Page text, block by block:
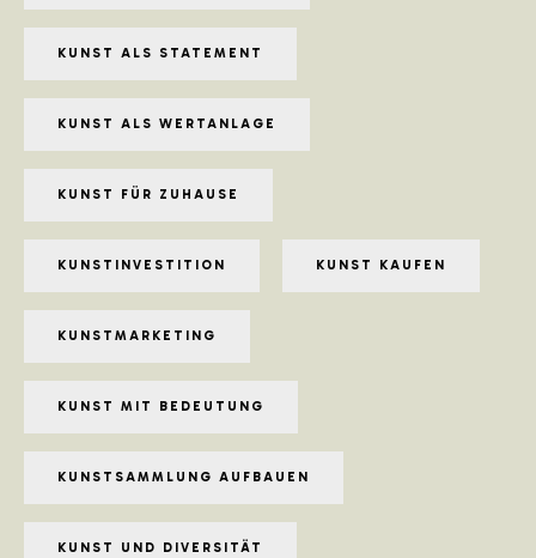
KUNST ALS STATEMENT
KUNST ALS WERTANLAGE
KUNST FÜR ZUHAUSE
KUNSTINVESTITION KUNST KAUFEN
KUNSTMARKETING
KUNST MIT BEDEUTUNG
KUNSTSAMMLUNG AUFBAUEN
KUNST UND DIVERSITÄT